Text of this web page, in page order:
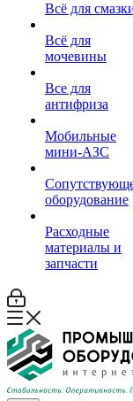
Всё для
Всё для
мочевины
Все для
антифриза
Мобильные
мини-АЗС
оборудование
Расходные
материалы и
запчасти